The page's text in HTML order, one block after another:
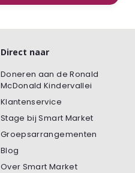
Direct naar
Doneren aan de Ronald
McDonald Kindervallei
Klantenservice
Stage bij Smart Market
Groepsarrangementen
Blog
Over Smart Market